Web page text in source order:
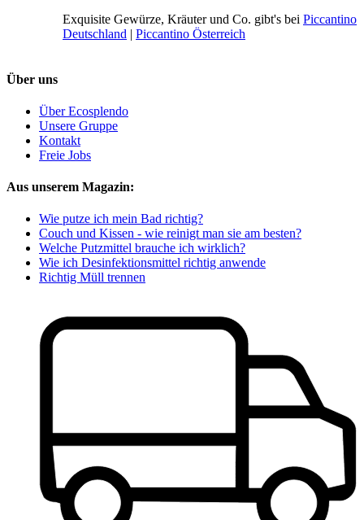
Exquisite Gewürze, Kräuter und Co. gibt's bei Piccantino
Deutschland | Piccantino Österreich
Über uns
Über Ecosplendo
Unsere Gruppe
Kontakt
Freie Jobs
Aus unserem Magazin:
Wie putze ich mein Bad richtig?
Couch und Kissen - wie reinigt man sie am besten?
Welche Putzmittel brauche ich wirklich?
Wie ich Desinfektionsmittel richtig anwende
Richtig Müll trennen